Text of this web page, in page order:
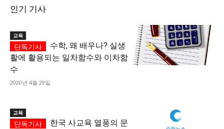
인기 기사
교육
수학, 왜 배우나? 실생
활에 활용되는 일차함수와 이차함
수
2020년 4월 29일
교육
한국 사교육 열풍의 문